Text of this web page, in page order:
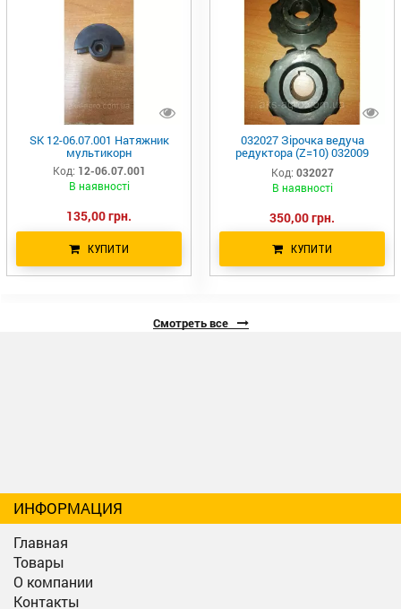
SK 12-06.07.001 Натяжник
мультикорн
Код: 12-06.07.001
В наявності
135,00 грн.
КУПИТИ
032027 Зірочка ведуча
редуктора (Z=10) 032009
ланцюга Geringhoff
Код: 032027
В наявності
350,00 грн.
КУПИТИ
Смотреть все
ИНФОРМАЦИЯ
Главная
Товары
О компании
Контакты